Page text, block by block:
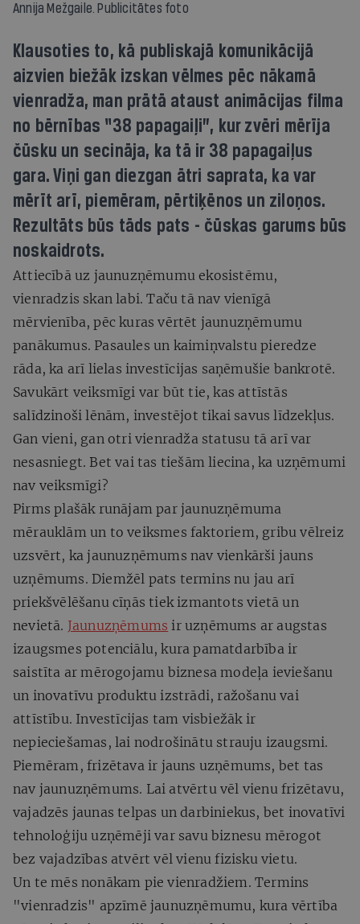
Annija Mežgaile. Publicitātes foto
Klausoties to, kā publiskajā komunikācijā
aizvien biežāk izskan vēlmes pēc nākamā
vienradža, man prātā ataust animācijas filma
no bērnības “38 papagaiļi”, kur zvēri mērīja
čūsku un secināja, ka tā ir 38 papagaiļus
gara. Viņi gan diezgan ātri saprata, ka var
mērīt arī, piemēram, pērtiķēnos un ziloņos.
Rezultāts būs tāds pats - čūskas garums būs
noskaidrots.
Attiecībā uz jaunuzņēmumu ekosistēmu,
vienradzis skan labi. Taču tā nav vienīgā
mērvienība, pēc kuras vērtēt jaunuzņēmumu
panākumus. Pasaules un kaimiņvalstu pieredze
rāda, ka arī lielas investīcijas saņēmušie bankrotē.
Savukārt veiksmīgi var būt tie, kas attīstās
salīdzinoši lēnām, investējot tikai savus līdzekļus.
Gan vieni, gan otri vienradža statusu tā arī var
nesasniegt. Bet vai tas tiešām liecina, ka uzņēmumi
nav veiksmīgi?
Pirms plašāk runājam par jaunuzņēmuma
mērauklām un to veiksmes faktoriem, gribu vēlreiz
uzsvērt, ka jaunuzņēmums nav vienkārši jauns
uzņēmums. Diemžēl pats termins nu jau arī
priekšvēlēšanu cīņās tiek izmantots vietā un
nevietā. Jaunuzņēmums ir uzņēmums ar augstas
izaugsmes potenciālu, kura pamatdarbība ir
saistīta ar mērogojamu biznesa modeļa ieviešanu
un inovatīvu produktu izstrādi, ražošanu vai
attīstību. Investīcijas tam visbiežāk ir
nepieciešamas, lai nodrošinātu strauju izaugsmi.
Piemēram, frizētava ir jauns uzņēmums, bet tas
nav jaunuzņēmums. Lai atvērtu vēl vienu frizētavu,
vajadzēs jaunas telpas un darbiniekus, bet inovatīvi
tehnoloģiju uzņēmēji var savu biznesu mērogot
bez vajadzības atvērt vēl vienu fizisku vietu.
Un te mēs nonākam pie vienradžiem. Termins
"vienradzis" apzīmē jaunuzņēmumu, kura vērtība